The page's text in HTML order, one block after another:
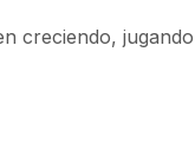
creciendo,